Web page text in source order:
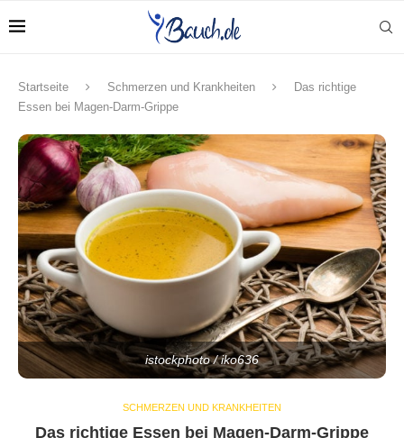
Startseite Schmerzen und Krankheiten
Das richtige
Essen bei Magen-Darm-Grippe
istockphoto / iko636
SCHMERZEN UND KRANKHEITEN
Das richtige Essen bei Magen-Darm-Grippe